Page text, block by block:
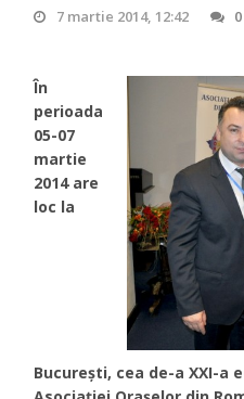
7 martie 2014, 12:42
În
perioada
05-07
martie
2014 are
loc la
Bucureşti, cea de-a XXI-a